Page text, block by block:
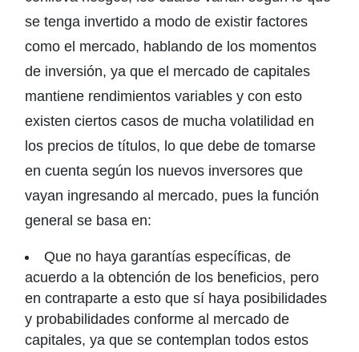
se tenga invertido a modo de existir factores
como el mercado, hablando de los momentos
de inversión, ya que el mercado de capitales
mantiene rendimientos variables y con esto
existen ciertos casos de mucha volatilidad en
los precios de títulos, lo que debe de tomarse
en cuenta según los nuevos inversores que
vayan ingresando al mercado, pues la función
general se basa en:
Que no haya garantías específicas, de
acuerdo a la obtención de los beneficios, pero
en contraparte a esto que sí haya posibilidades
y probabilidades conforme al mercado de
capitales, ya que se contemplan todos estos